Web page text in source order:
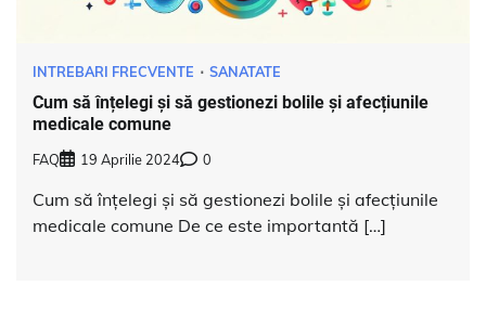
INTREBARI FRECVENTE SANATATE
Cum să înțelegi și să gestionezi bolile și afecțiunile
medicale comune
FAQ 19 Aprilie 2024 0
Cum să înțelegi și să gestionezi bolile și afecțiunile
medicale comune De ce este importantă […]